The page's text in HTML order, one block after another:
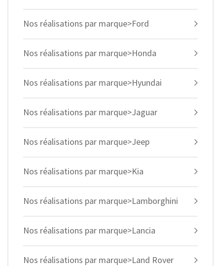
Nos réalisations par marque>Ford
Nos réalisations par marque>Honda
Nos réalisations par marque>Hyundai
Nos réalisations par marque>Jaguar
Nos réalisations par marque>Jeep
Nos réalisations par marque>Kia
Nos réalisations par marque>Lamborghini
Nos réalisations par marque>Lancia
Nos réalisations par marque>Land Rover